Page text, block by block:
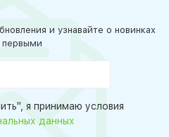
и узнавайте о новинках
первыми
я принимаю условия
данных